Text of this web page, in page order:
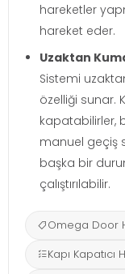
hareketler
hareket eder.
Uzaktan
Sistemi
özelliği sunar.
kapatabilirler,
manuel geçiş
başka bir
çalıştırılabilir.
Omega Door
Kapı Kapatıcı